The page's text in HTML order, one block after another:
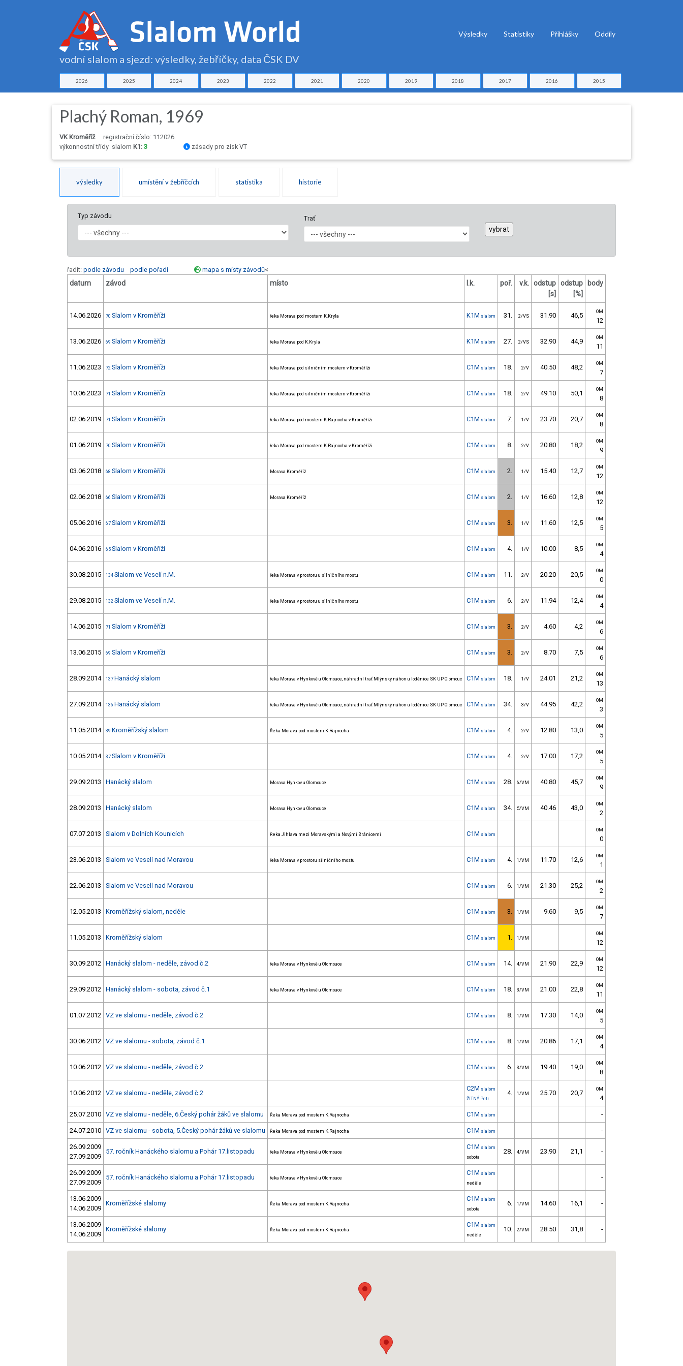
vodní slalom a sjezd: výsledky, žebříčky, data ČSK DV
Výsledky Statistiky Přihlášky Oddíly
2026 2025 2024 2023 2022 2021 2020 2019 2018 2017 2016 2015
Plachý Roman, 1969
VK Kroměříž
registrační číslo: 112026
výkonnostní třídy slalom K1: 3 zásady pro zisk VT
výsledky umístění v žebříčcích statistika historie
Typ závodu Trať
řadit: podle závodu podle pořadí mapa s místy závodů<
datum závod místo l.k. poř. v.k. odstup
[s]
odstup
[%]
body
14.06.2026 70 Slalom v Kroměříži řeka Morava pod mostem K.Kryla K1M slalom 31. 2/VS 31.90 46,5 OM
12
13.06.2026 69 Slalom v Kroměříži řeka Morava pod K.Kryla K1M slalom 27. 2/VS 32.90 44,9 OM
11
11.06.2023 72 Slalom v Kroměříži řeka Morava pod silničním mostem v Kroměříži C1M slalom 18. 2/V 40.50 48,2 OM
7
10.06.2023 71 Slalom v Kroměříži řeka Morava pod silničním mostem v Kroměříži C1M slalom 18. 2/V 49.10 50,1 OM
8
02.06.2019 71 Slalom v Kroměříži řeka Morava pod mostem K.Rajnocha v Kroměříži C1M slalom 7. 1/V 23.70 20,7 OM
8
01.06.2019 70 Slalom v Kroměříži řeka Morava pod mostem K.Rajnocha v Kroměříži C1M slalom 8. 2/V 20.80 18,2 OM
9
03.06.2018 68 Slalom v Kroměříži Morava Kroměříž C1M slalom 2. 1/V 15.40 12,7 OM
12
02.06.2018 66 Slalom v Kroměříži Morava Kroměříž C1M slalom 2. 1/V 16.60 12,8 OM
12
05.06.2016 67 Slalom v Kroměříži C1M slalom 3. 1/V 11.60 12,5 OM
5
04.06.2016 65 Slalom v Kroměříži C1M slalom 4. 1/V 10.00 8,5 OM
4
30.08.2015 134 Slalom ve Veselí n.M. řeka Morava v prostoru u silničního mostu C1M slalom 11. 2/V 20.20 20,5 OM
0
29.08.2015 132 Slalom ve Veselí n.M. řeka Morava v prostoru u silničního mostu C1M slalom 6. 2/V 11.94 12,4 OM
4
14.06.2015 71 Slalom v Kroměříži C1M slalom 3. 2/V 4.60 4,2 OM
6
13.06.2015 69 Slalom v Kromeříži C1M slalom 3. 2/V 8.70 7,5 OM
6
28.09.2014 137 Hanácký slalom řeka Morava v Hynkově u Olomouce, náhradní trať Mlýnský náhon u loděnice SK UP Olomouc C1M slalom 18. 1/V 24.01 21,2 OM
13
27.09.2014 136 Hanácký slalom řeka Morava v Hynkově u Olomouce, náhradní trať Mlýnský náhon u loděnice SK UP Olomouc C1M slalom 34. 3/V 44.95 42,2 OM
3
11.05.2014 39 Kroměřížský slalom Řeka Morava pod mostem K.Rajnocha C1M slalom 4. 2/V 12.80 13,0 OM
5
10.05.2014 37 Slalom v Kroměříži C1M slalom 4. 2/V 17.00 17,2 OM
5
29.09.2013 Hanácký slalom Morava Hynkov u Olomouce C1M slalom 28. 6/VM 40.80 45,7 OM
9
28.09.2013 Hanácký slalom Morava Hynkov u Olomouce C1M slalom 34. 5/VM 40.46 43,0 OM
2
07.07.2013 Slalom v Dolních Kounicích Řeka Jihlava mezi Moravskými a Novými Bránicemi C1M slalom
OM
0
23.06.2013 Slalom ve Veselí nad Moravou řeka Morava v prostoru silničního mostu C1M slalom 4. 1/VM 11.70 12,6 OM
1
22.06.2013 Slalom ve Veselí nad Moravou C1M slalom 6. 1/VM 21.30 25,2 OM
2
12.05.2013 Kroměřížský slalom, neděle C1M slalom 3. 1/VM 9.60 9,5 OM
7
11.05.2013 Kroměřížský slalom C1M slalom 1. 1/VM
OM
12
30.09.2012 Hanácký slalom - neděle, závod č.2 řeka Morava v Hynkově u Olomouce C1M slalom 14. 4/VM 21.90 22,9 OM
12
29.09.2012 Hanácký slalom - sobota, závod č.1 řeka Morava v Hynkově u Olomouce C1M slalom 18. 3/VM 21.00 22,8 OM
11
01.07.2012 VZ ve slalomu - neděle, závod č.2 C1M slalom 8. 1/VM 17.30 14,0 OM
5
30.06.2012 VZ ve slalomu - sobota, závod č.1 C1M slalom 8. 1/VM 20.86 17,1 OM
4
10.06.2012 VZ ve slalomu - neděle, závod č.2 C1M slalom 6. 3/VM 19.40 19,0 OM
8
10.06.2012 VZ ve slalomu - neděle, závod č.2
C2M slalom
ŽITNÝ Petr
4. 1/VM 25.70 20,7 OM
4
25.07.2010 VZ ve slalomu - neděle, 6.Český pohár žáků ve slalomu Řeka Morava pod mostem K.Rajnocha C1M slalom -
24.07.2010 VZ ve slalomu - sobota, 5.Český pohár žáků ve slalomu Řeka Morava pod mostem K.Rajnocha C1M slalom -
26.09.2009
27.09.2009
57. ročník Hanáckého slalomu a Pohár 17.listopadu řeka Morava v Hynkově u Olomouce
C1M slalom
sobota
28. 4/VM 23.90 21,1 -
26.09.2009
27.09.2009
57. ročník Hanáckého slalomu a Pohár 17.listopadu řeka Morava v Hynkově u Olomouce
C1M slalom
neděle
-
13.06.2009
14.06.2009
Kroměřížské slalomy Řeka Morava pod mostem K.Rajnocha
C1M slalom
sobota
6. 1/VM 14.60 16,1 -
13.06.2009
14.06.2009
Kroměřížské slalomy Řeka Morava pod mostem K.Rajnocha
C1M slalom
neděle
10. 2/VM 28.50 31,8 -